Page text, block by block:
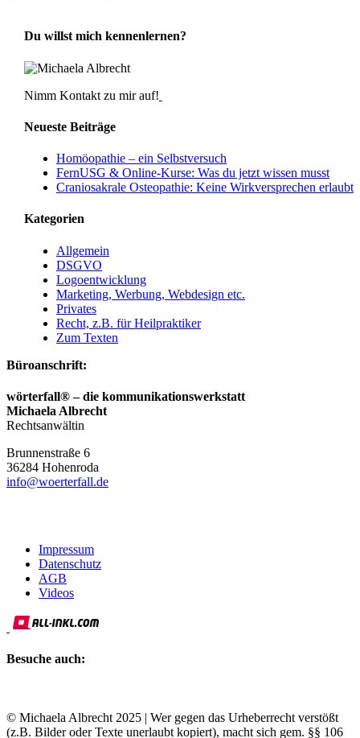
Du willst mich kennenlernen?
Nimm Kontakt zu mir auf!
Neueste Beiträge
Homöopathie – ein Selbstversuch
FernUSG & Online-Kurse: Was du jetzt wissen musst
Craniosakrale Osteopathie: Keine Wirkversprechen erlaubt
Kategorien
Allgemein
DSGVO
Logoentwicklung
Marketing, Werbung, Webdesign etc.
Privates
Recht, z.B. für Heilpraktiker
Zum Texten
Büroanschrift:
wörterfall® – die kommunikationswerkstatt
Michaela Albrecht
Rechtsanwältin
Brunnenstraße 6
36284 Hohenroda
info@woerterfall.de
Impressum
Datenschutz
AGB
Videos
Besuche auch:
© Michaela Albrecht 2025 | Wer gegen das Urheberrecht verstößt
(z.B. Bilder oder Texte unerlaubt kopiert), macht sich gem. §§ 106